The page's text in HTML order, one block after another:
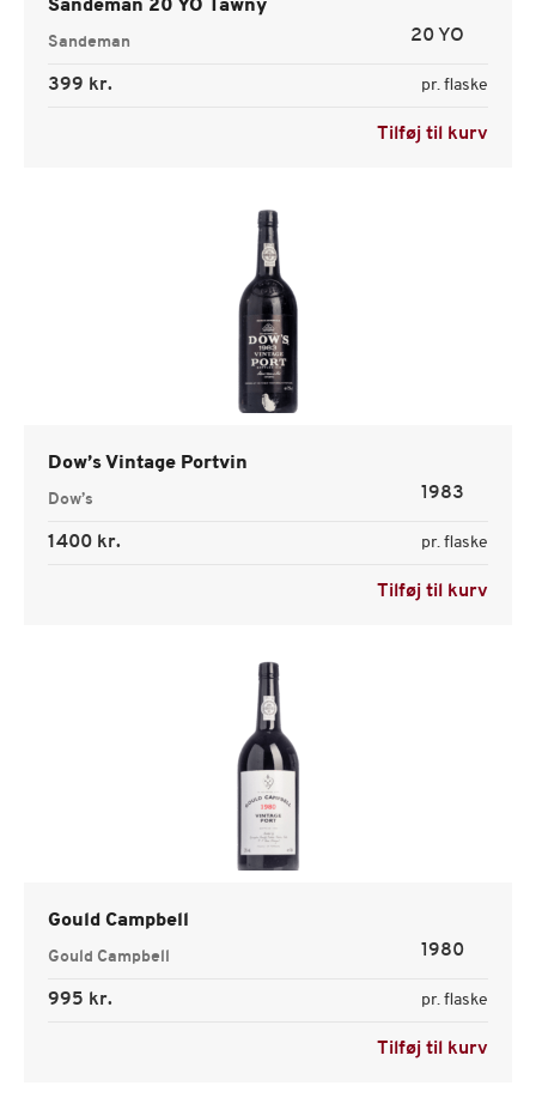
Sandeman 20 YO Tawny
Sandeman 20 YO
399 kr. pr. flaske
Tilføj til kurv
Dow’s Vintage Portvin
Dow’s 1983
1400 kr. pr. flaske
Tilføj til kurv
Gould Campbell
Gould Campbell 1980
995 kr. pr. flaske
Tilføj til kurv